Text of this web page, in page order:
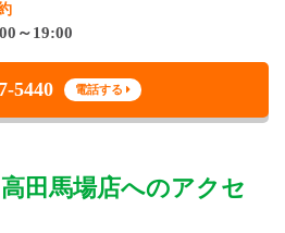
～19:00
5440 電話する
田馬場店へのアクセ